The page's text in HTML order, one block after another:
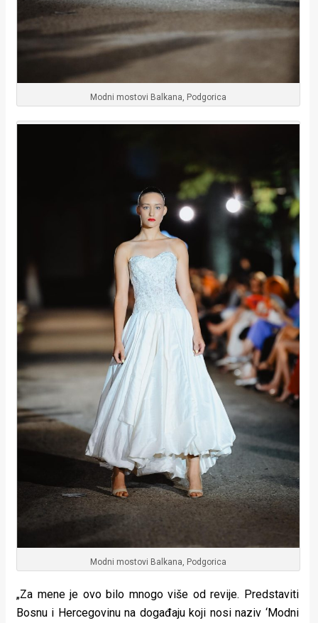
Modni mostovi Balkana, Podgorica
Modni mostovi Balkana, Podgorica
„Za mene je ovo bilo mnogo više od revije. Predstaviti
Bosnu i Hercegovinu na događaju koji nosi naziv ‘Modni